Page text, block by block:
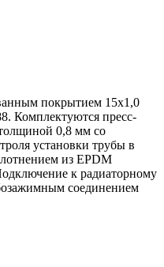
покрытием 15х1,0
Комплектуются пресс-
0,8 мм со
установки трубы в
из EPDM
к радиаторному
соединением